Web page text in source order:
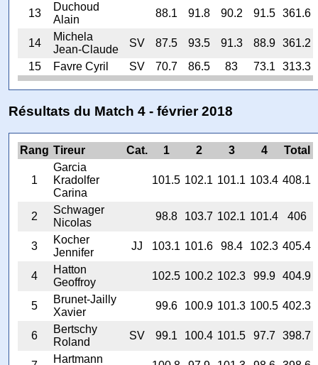
13
Duchoud
Alain
88.1 91.8 90.2 91.5 361.6
14
Michela
Jean-Claude
SV 87.5 93.5 91.3 88.9
361.2
15
Favre Cyril SV 70.7 86.5 83 73.1 313.3
Résultats du Match 4 - février 2018
Rang Tireur Cat. 1 2 3 4 Total
1
Garcia
Kradolfer
Carina
101.5 102.1 101.1 103.4 408.1
2
Schwager
Nicolas
98.8 103.7 102.1 101.4 406
3
Kocher
Jennifer
JJ 103.1 101.6 98.4 102.3 405.4
4
Hatton
Geoffroy
102.5 100.2 102.3 99.9 404.9
5
Brunet-Jailly
Xavier
99.6 100.9 101.3 100.5 402.3
6
Bertschy
Roland
SV 99.1 100.4 101.5 97.7 398.7
Hartmann